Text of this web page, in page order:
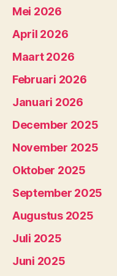
Mei 2026
April 2026
Maart 2026
Februari 2026
Januari 2026
December 2025
November 2025
Oktober 2025
September 2025
Augustus 2025
Juli 2025
Juni 2025